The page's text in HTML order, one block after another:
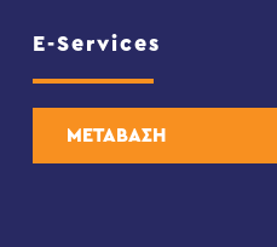
E-Services
ΜΕΤΑΒΑΣΗ